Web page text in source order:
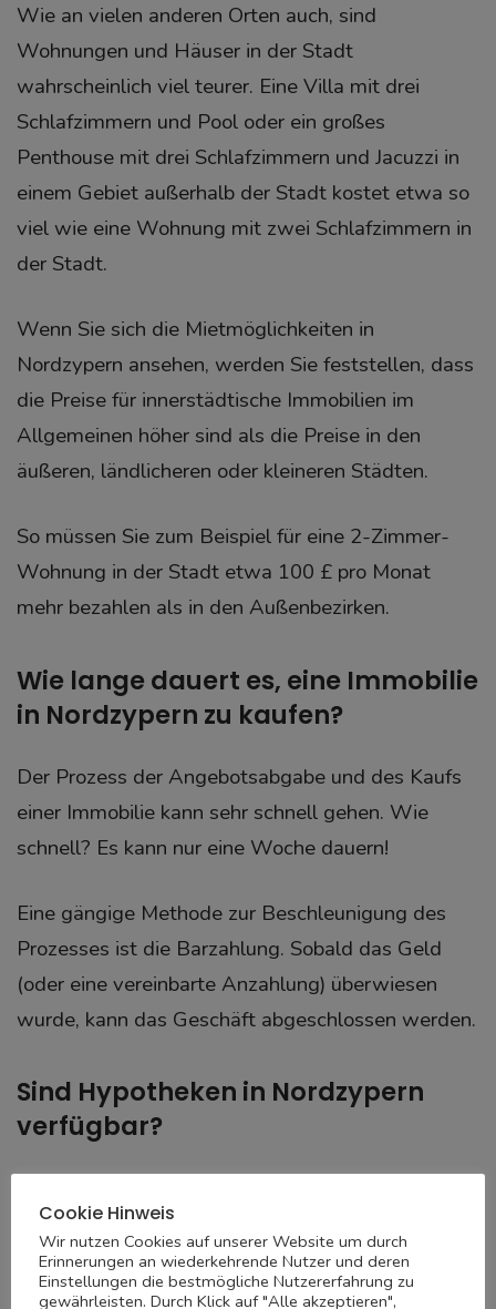
Wie an vielen anderen Orten auch, sind
Wohnungen und Häuser in der Stadt
wahrscheinlich viel teurer. Eine Villa mit drei
Schlafzimmern und Pool oder ein großes
Penthouse mit drei Schlafzimmern und Jacuzzi in
einem Gebiet außerhalb der Stadt kostet etwa so
viel wie eine Wohnung mit zwei Schlafzimmern in
der Stadt.
Wenn Sie sich die Mietmöglichkeiten in
Nordzypern ansehen, werden Sie feststellen, dass
die Preise für innerstädtische Immobilien im
Allgemeinen höher sind als die Preise in den
äußeren, ländlicheren oder kleineren Städten.
So müssen Sie zum Beispiel für eine 2-Zimmer-
Wohnung in der Stadt etwa 100 £ pro Monat
mehr bezahlen als in den Außenbezirken.
Wie lange dauert es, eine Immobilie
in Nordzypern zu kaufen?
Der Prozess der Angebotsabgabe und des Kaufs
einer Immobilie kann sehr schnell gehen. Wie
schnell? Es kann nur eine Woche dauern!
Eine gängige Methode zur Beschleunigung des
Prozesses ist die Barzahlung. Sobald das Geld
(oder eine vereinbarte Anzahlung) überwiesen
wurde, kann das Geschäft abgeschlossen werden.
Sind Hypotheken in Nordzypern
verfügbar?
zyprische Bürger, die in der Türkischen Republik
Nordzypern arbeiteten, eine Hypothek für den
Kauf einer Immobilie in Nordzypern aufnehmen.
Cookie Hinweis
Wir nutzen Cookies auf unserer Website um durch
Erinnerungen an wiederkehrende Nutzer und deren
Einstellungen die bestmögliche Nutzererfahrung zu
gewährleisten. Durch Klick auf "Alle akzeptieren",